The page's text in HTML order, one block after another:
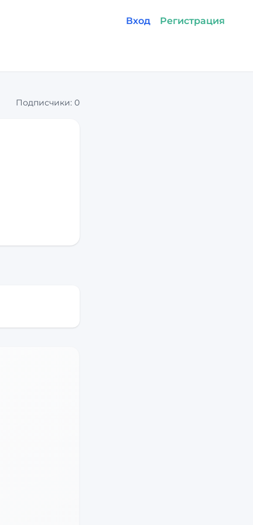
Вход Регистрация
Подписчики: 0